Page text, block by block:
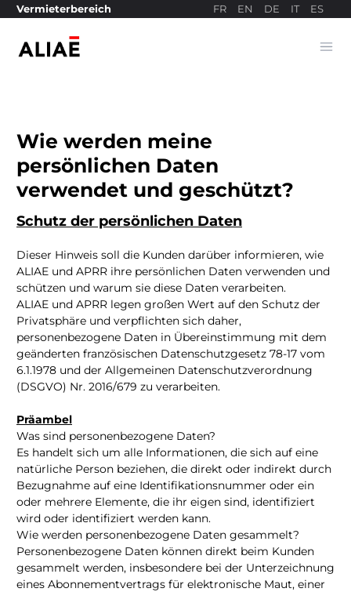
Vermieterbereich FR EN DE IT ES
Bezahlseite
Wie werden meine
persönlichen Daten
verwendet und geschützt?
Schutz der persönlichen Daten
Dieser Hinweis soll die Kunden darüber informieren, wie
ALIAE und APRR ihre persönlichen Daten verwenden und
schützen und warum sie diese Daten verarbeiten.
ALIAE und APRR legen großen Wert auf den Schutz der
Privatsphäre und verpflichten sich daher,
personenbezogene Daten in Übereinstimmung mit dem
geänderten französischen Datenschutzgesetz 78-17 vom
6.1.1978 und der Allgemeinen Datenschutzverordnung
(DSGVO) Nr. 2016/679 zu verarbeiten.
Präambel
Was sind personenbezogene Daten?
Es handelt sich um alle Informationen, die sich auf eine
natürliche Person beziehen, die direkt oder indirekt durch
Bezugnahme auf eine Identifikationsnummer oder ein
oder mehrere Elemente, die ihr eigen sind, identifiziert
wird oder identifiziert werden kann.
Wie werden personenbezogene Daten gesammelt?
Personenbezogene Daten können direkt beim Kunden
gesammelt werden, insbesondere bei der Unterzeichnung
eines Abonnementvertrags für elektronische Maut, einer